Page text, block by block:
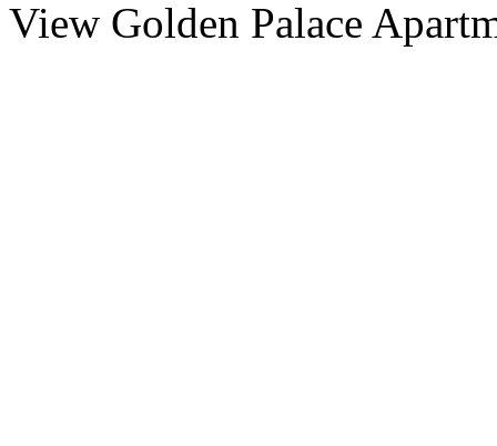
View Golden Palace